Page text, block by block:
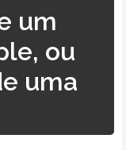
um
ou
uma